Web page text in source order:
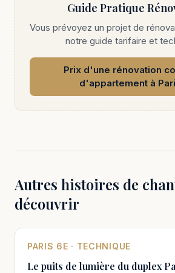
Guide Pratique
Vous prévoyez un projet de
notre guide tarifaire et
Prix d'une rénovation
d'appartement à
Autres histoires de
découvrir
PARIS 6E · TECHNIQUE
Le puits de lumière du duplex